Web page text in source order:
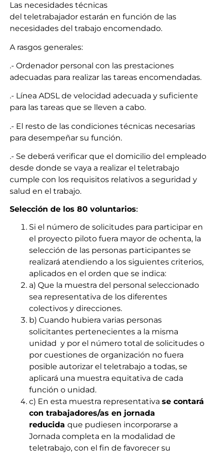
Las necesidades técnicas
del teletrabajador estarán en función de las
necesidades del trabajo encomendado.
A rasgos generales:
.- Ordenador personal con las prestaciones
adecuadas para realizar las tareas encomendadas.
.- Línea ADSL de velocidad adecuada y suficiente
para las tareas que se lleven a cabo.
.- El resto de las condiciones técnicas necesarias
para desempeñar su función.
.- Se deberá verificar que el domicilio del empleado
desde donde se vaya a realizar el teletrabajo
cumple con los requisitos relativos a seguridad y
salud en el trabajo.
Selección de los 80 voluntarios:
Si el número de solicitudes para participar en
el proyecto piloto fuera mayor de ochenta, la
selección de las personas participantes se
realizará atendiendo a los siguientes criterios,
aplicados en el orden que se indica:
a) Que la muestra del personal seleccionado
sea representativa de los diferentes
colectivos y direcciones.
b) Cuando hubiera varias personas
solicitantes pertenecientes a la misma
unidad y por el número total de solicitudes o
por cuestiones de organización no fuera
posible autorizar el teletrabajo a todas, se
aplicará una muestra equitativa de cada
función o unidad.
c) En esta muestra representativa se contará
con trabajadores/as en jornada
reducida que pudiesen incorporarse a
Jornada completa en la modalidad de
teletrabajo, con el fin de favorecer su